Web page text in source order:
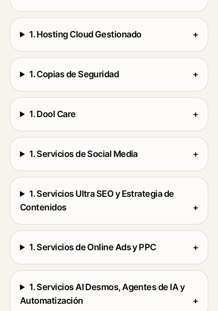
1. Hosting Cloud Gestionado +
1. Copias de Seguridad +
1. Dool Care +
1. Servicios de Social Media +
1. Servicios Ultra SEO y Estrategia de
Contenidos
+
1. Servicios de Online Ads y PPC +
1. Servicios AI Desmos, Agentes de IA y
Automatización
+